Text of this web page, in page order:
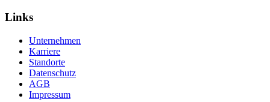
Links
Unternehmen
Karriere
Standorte
Datenschutz
AGB
Impressum